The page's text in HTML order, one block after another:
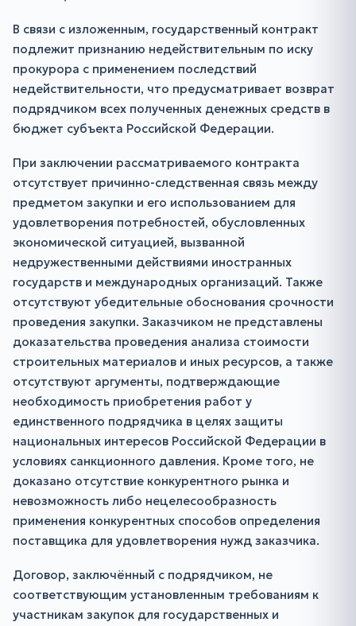
В связи с изложенным, государственный контракт
подлежит признанию недействительным по иску
прокурора с применением последствий
недействительности, что предусматривает возврат
подрядчиком всех полученных денежных средств в
бюджет субъекта Российской Федерации.
При заключении рассматриваемого контракта
отсутствует причинно-следственная связь между
предметом закупки и его использованием для
удовлетворения потребностей, обусловленных
экономической ситуацией, вызванной
недружественными действиями иностранных
государств и международных организаций. Также
отсутствуют убедительные обоснования срочности
проведения закупки. Заказчиком не представлены
доказательства проведения анализа стоимости
строительных материалов и иных ресурсов, а также
отсутствуют аргументы, подтверждающие
необходимость приобретения работ у
единственного подрядчика в целях защиты
национальных интересов Российской Федерации в
условиях санкционного давления. Кроме того, не
доказано отсутствие конкурентного рынка и
невозможность либо нецелесообразность
применения конкурентных способов определения
поставщика для удовлетворения нужд заказчика.
Договор, заключённый с подрядчиком, не
соответствующим установленным требованиям к
участникам закупок для государственных и